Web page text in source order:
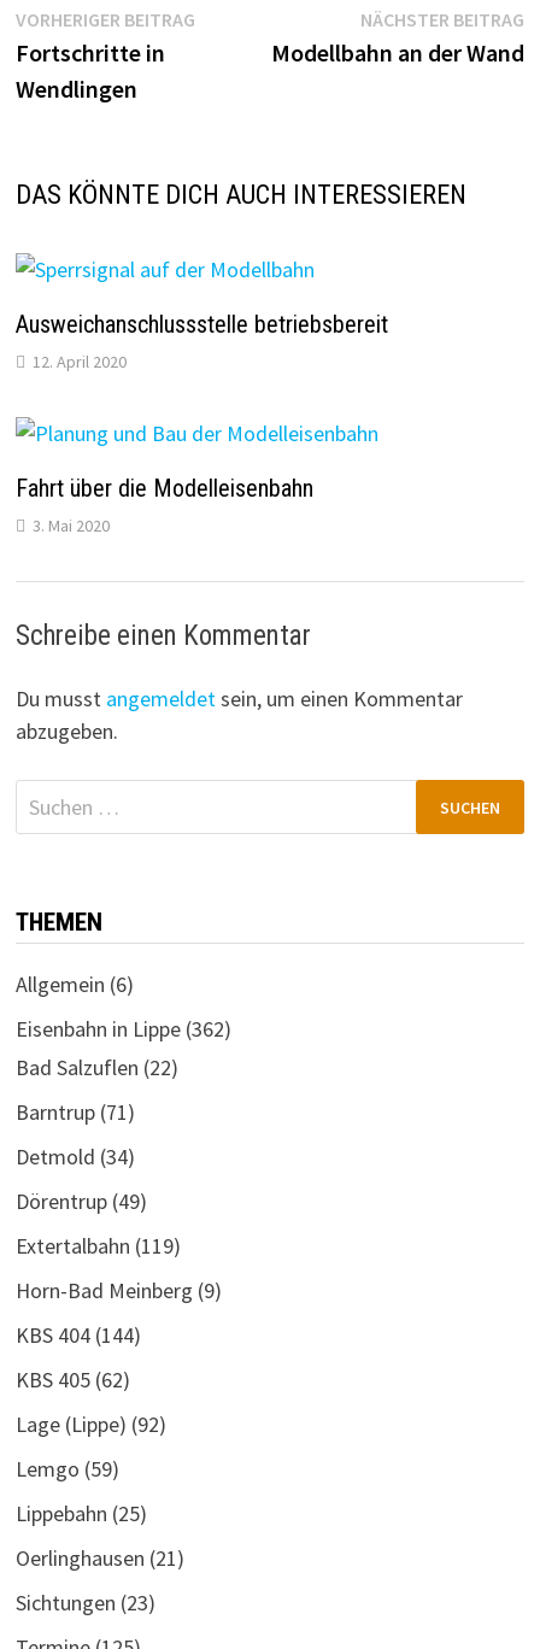
Beitragsnavigation
VORHERIGER BEITRAGVorheriger
Fortschritte in
Wendlingen
NÄCHSTER BEITRAG
Modellbahn an der Wand
DAS KÖNNTE DICH AUCH INTERESSIEREN
Ausweichanschlussstelle betriebsbereit
12. April 2020
Fahrt über die Modelleisenbahn
3. Mai 2020
Schreibe einen Kommentar
Du musst angemeldetsein, um einen Kommentar
abzugeben.
Suchen
nach:
THEMEN
Allgemein (6)
Eisenbahn in Lippe(362)
Bad Salzuflen (22)
Barntrup(71)
Detmold (34)
Dörentrup(49)
Extertalbahn (119)
Horn-Bad Meinberg (9)
KBS 404(144)
KBS 405(62)
Lage (Lippe) (92)
Lemgo (59)
Lippebahn (25)
Oerlinghausen (21)
Sichtungen (23)